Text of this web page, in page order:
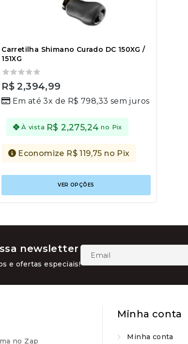
Carretilha Shimano Curado DC 150XG /
151XG
0
of
R$2,394,99
Em até 3x de R$798,33 sem juros
À vista R$2,275,24 no Pix
Economize R$119,75 no Pix
VER OPÇÕES
Este
tem
várias
na
do
newsletter
e ofertas especiais!
no Zap
Minha conta
Minha conta